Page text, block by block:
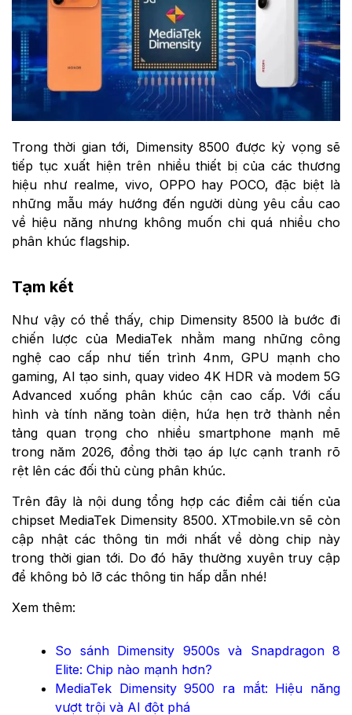
Trong thời gian tới, Dimensity 8500 được kỳ vọng sẽ
tiếp tục xuất hiện trên nhiều thiết bị của các thương
hiệu như realme, vivo, OPPO hay POCO, đặc biệt là
những mẫu máy hướng đến người dùng yêu cầu cao
về hiệu năng nhưng không muốn chi quá nhiều cho
phân khúc flagship.
Tạm kết
Như vậy có thể thấy, chip Dimensity 8500 là bước đi
chiến lược của MediaTek nhằm mang những công
nghệ cao cấp như tiến trình 4nm, GPU mạnh cho
gaming, AI tạo sinh, quay video 4K HDR và modem 5G
Advanced xuống phân khúc cận cao cấp. Với cấu
hình và tính năng toàn diện, hứa hẹn trở thành nền
tảng quan trọng cho nhiều smartphone mạnh mẽ
trong năm 2026, đồng thời tạo áp lực cạnh tranh rõ
rệt lên các đối thủ cùng phân khúc.
Trên đây là nội dung tổng hợp các điểm cải tiến của
chipset MediaTek Dimensity 8500. XTmobile.vn sẽ còn
cập nhật các thông tin mới nhất về dòng chip này
trong thời gian tới. Do đó hãy thường xuyên truy cập
để không bỏ lỡ các thông tin hấp dẫn nhé!
Xem thêm:
So sánh Dimensity 9500s và Snapdragon 8
Elite: Chip nào mạnh hơn?
MediaTek Dimensity 9500 ra mắt: Hiệu năng
vượt trội và AI đột phá